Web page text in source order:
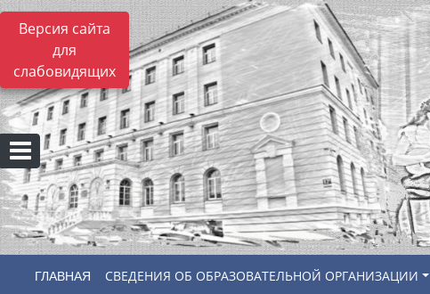
Версия сайта
для
слабовидящих
СВЕДЕНИЯ ОБ ОБРАЗОВАТЕЛЬНОЙ ОРГАНИЗАЦИИ